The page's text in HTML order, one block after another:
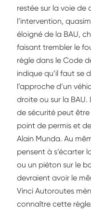
restée sur la voie de
l’intervention,
éloigné de la BAU,
faisant trembler le
règle dans le Code
indique qu’il faut se
l’approche d’un
droite ou sur la
de sécurité peut
point de permis et
Alain Munda. Au
pensent à s’écarter
ou un piéton sur le
devraient avoir le
Vinci Autoroutes
connaître cette